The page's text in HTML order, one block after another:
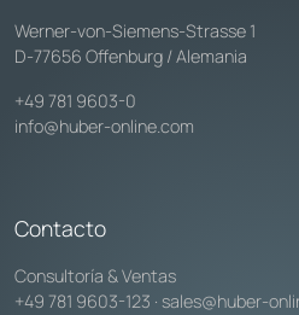
Werner-von-Siemens-Strasse 1
D-77656 Offenburg / Alemania
+49 781 9603-0
info@huber-online.com
Contacto
Consultoría & Ventas
+49 781 9603-123 · sales@huber-